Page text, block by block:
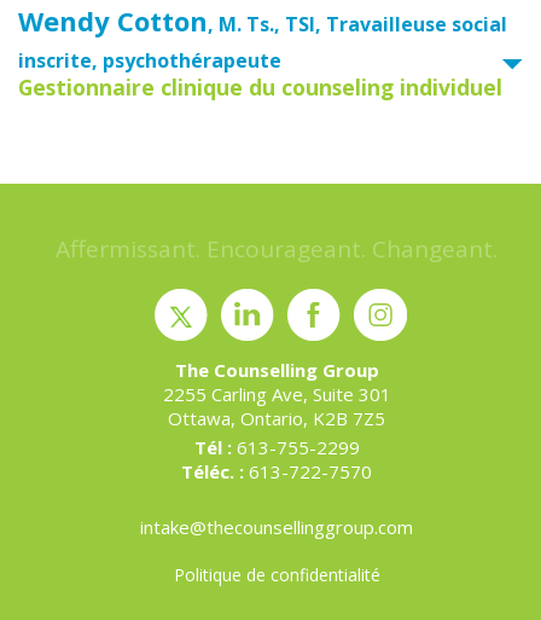
Wendy Cotton, M. Ts., TSI, Travailleuse social
inscrite, psychothérapeute
Gestionnaire clinique du counseling individuel
Affermissant. Encourageant. Changeant.
The Counselling Group
2255 Carling Ave, Suite 301
Ottawa, Ontario, K2B 7Z5
Tél :613-755-2299
Téléc. : 613-722-7570
intake@thecounsellinggroup.com
Politique de confidentialité